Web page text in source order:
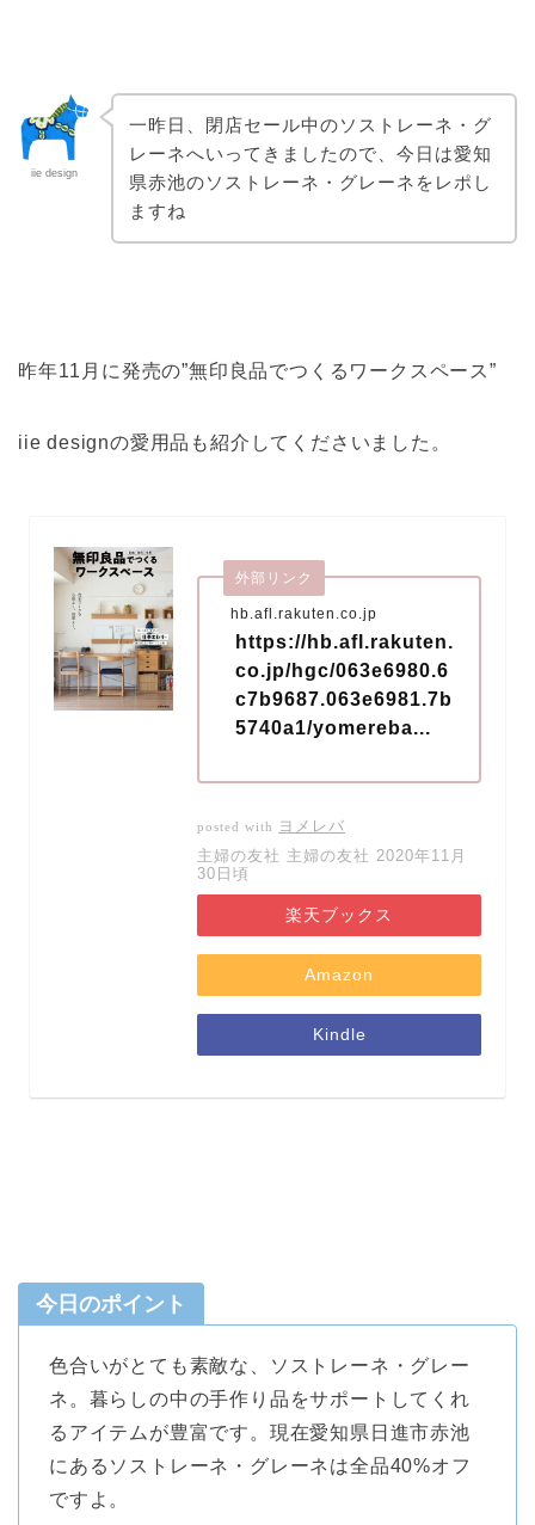
iie design
一昨日、閉店セール中のソストレーネ・グ
レーネへいってきましたので、今日は愛知
県赤池のソストレーネ・グレーネをレポし
ますね
昨年11月に発売の”無印良品でつくるワークスペース”
iie designの愛用品も紹介してくださいました。
hb.afl.rakuten.co.jp
外部リンク
https://hb.afl.rakuten.
co.jp/hgc/063e6980.6
c7b9687.063e6981.7b
5740a1/yomereba...
posted with
ヨメレバ
主婦の友社 主婦の友社 2020年11月
30日頃
楽天ブックス
Amazon
Kindle
今日のポイント
色合いがとても素敵な、ソストレーネ・グレー
ネ。暮らしの中の手作り品をサポートしてくれ
るアイテムが豊富です。現在愛知県日進市赤池
にあるソストレーネ・グレーネは全品40%オフ
ですよ。